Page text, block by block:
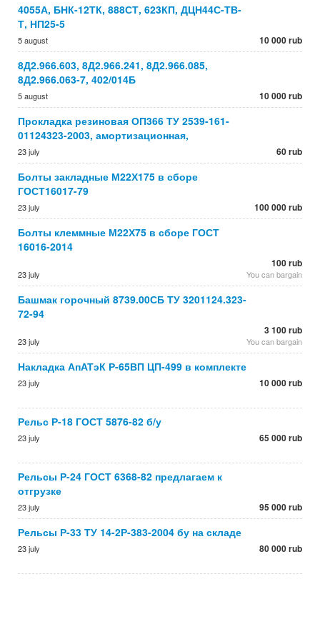
4055А, БНК-12ТК, 888СТ, 623КП, ДЦН44С-ТВ-
Т, НП25-5
5 august 10 000 rub
8Д2.966.603, 8Д2.966.241, 8Д2.966.085,
8Д2.966.063-7, 402/014Б
5 august 10 000 rub
Прокладка резиновая ОП366 ТУ 2539-161-
01124323-2003, амортизационная,
23 july 60 rub
Болты закладные М22Х175 в сборе
ГОСТ16017-79
23 july 100 000 rub
Болты клеммные М22Х75 в сборе ГОСТ
16016-2014
23 july
100 rub
You can bargain
Башмак горочный 8739.00СБ ТУ 3201124.323-
72-94
23 july
3 100 rub
You can bargain
Накладка АпАТэК Р-65ВП ЦП-499 в комплекте
23 july 10 000 rub
Рельс Р-18 ГОСТ 5876-82 б/у
23 july 65 000 rub
Рельсы Р-24 ГОСТ 6368-82 предлагаем к
отгрузке
23 july 95 000 rub
Рельсы Р-33 ТУ 14-2Р-383-2004 бу на складе
23 july 80 000 rub